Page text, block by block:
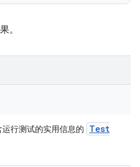
。
运行测试的实用信息的
Test